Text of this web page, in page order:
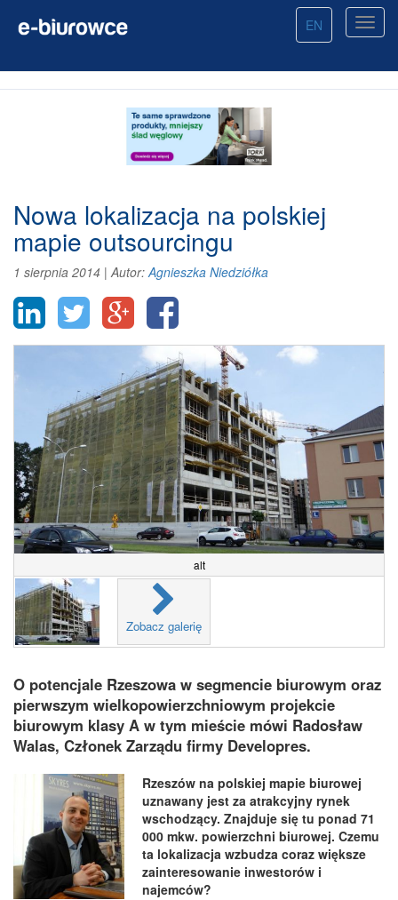
EN
Nowa lokalizacja na polskiej
mapie outsourcingu
1 sierpnia 2014 |Autor:Agnieszka Niedziółka
alt
Zobacz galerię
O potencjale Rzeszowa w segmencie biurowym oraz
pierwszym wielkopowierzchniowym projekcie
biurowym klasy A w tym mieście mówi Radosław
Walas, Członek Zarządu firmy Developres.
Rzeszów na polskiej mapie biurowej
uznawany jest za atrakcyjny rynek
wschodzący. Znajduje się tu ponad 71
000 mkw. powierzchni biurowej. Czemu
ta lokalizacja wzbudza coraz większe
zainteresowanie inwestorów i
najemców?